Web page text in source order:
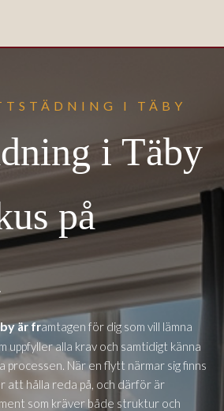
I TÄBY
i Täby
på
är framtagen för dig som vill lämna
uppfyller alla krav och samtidigt känna
processen. När en flytt närmar sig finns
att hålla reda på, och därför är
som kräver både struktur och